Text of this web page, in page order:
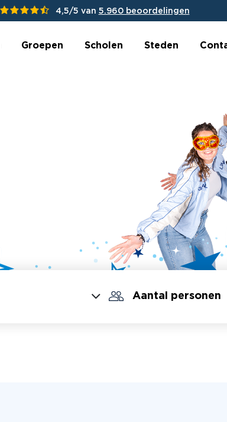
4,5/5 van 5.960 beoordelingen
Groepen Scholen Steden